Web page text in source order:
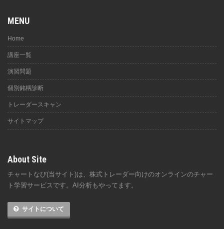
MENU
Home
講座一覧
演習問題
個別銘柄診断
トレーダースキャン
サイトマップ
About Site
チャートなび(当サイト)は、株式トレーダー向けのオンラインのチャー
ト学習サービスです。AI分析もやってます。
サイトについて